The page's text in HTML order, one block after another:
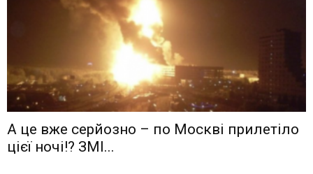
А це вже серйозно – по Москві прилетіло
цієї ночі!? ЗМІ...